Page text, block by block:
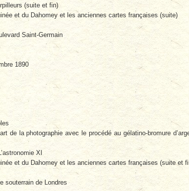
(suite et fin)
et du Dahomey et les anciennes cartes françaises (suite)
Saint-Germain
1890
de la photographie avec le procédé au gélatino-bromure
XI
et du Dahomey et les anciennes cartes françaises (suite et
souterrain de Londres